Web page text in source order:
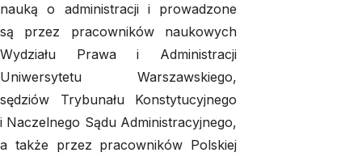
nauką o administracji i prowadzone
są przez pracowników naukowych
Wydziału Prawa i Administracji
Uniwersytetu Warszawskiego,
sędziów Trybunału Konstytucyjnego
i Naczelnego Sądu Administracyjnego,
a także przez pracowników Polskiej